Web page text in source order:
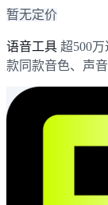
暂无定价
语音工具 超500
款同款音色、声